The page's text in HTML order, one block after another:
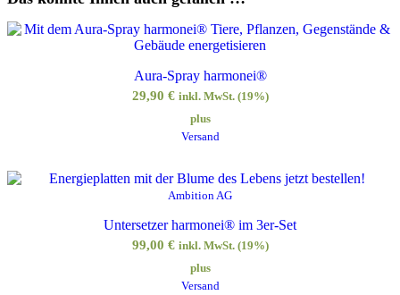
Aura-Spray harmonei®
29,90 € inkl. MwSt. (19%)
plus
Versand
Ambition AG
Untersetzer harmonei® im 3er-Set
99,00 € inkl. MwSt. (19%)
plus
Versand